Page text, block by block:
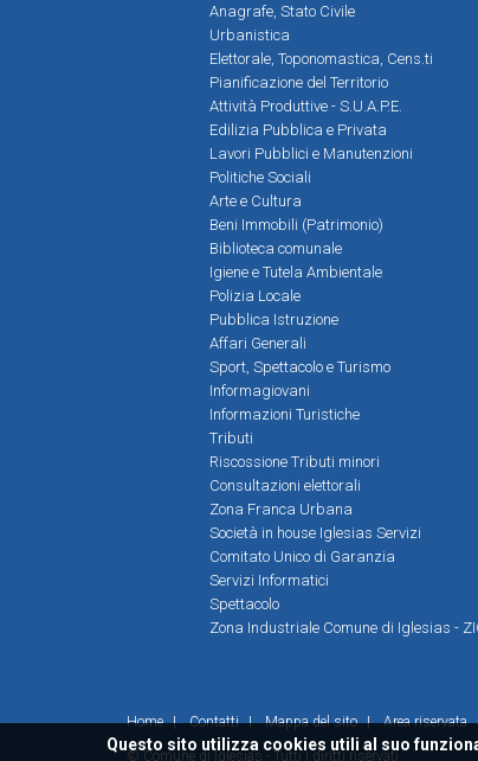
Questo sito utilizza cookies utili al suo
Anagrafe, Stato Civile
Urbanistica
Elettorale, Toponomastica, Cens.ti
Pianificazione del Territorio
Attività Produttive - S.U.A.P.E.
Edilizia Pubblica e Privata
Lavori Pubblici e Manutenzioni
Politiche Sociali
Arte e Cultura
Beni Immobili (Patrimonio)
Biblioteca comunale
Igiene e Tutela Ambientale
Polizia Locale
Pubblica Istruzione
Affari Generali
Sport, Spettacolo e Turismo
Informagiovani
Informazioni Turistiche
Tributi
Riscossione Tributi minori
Consultazioni elettorali
Zona Franca Urbana
Società in house Iglesias Servizi
Comitato Unico di Garanzia
Servizi Informatici
Spettacolo
Zona Industriale Comune di Iglesias -
Home | Contatti | Mappa del sito | Area riservata
© Comune di Iglesias - Tutti i diritti riservati